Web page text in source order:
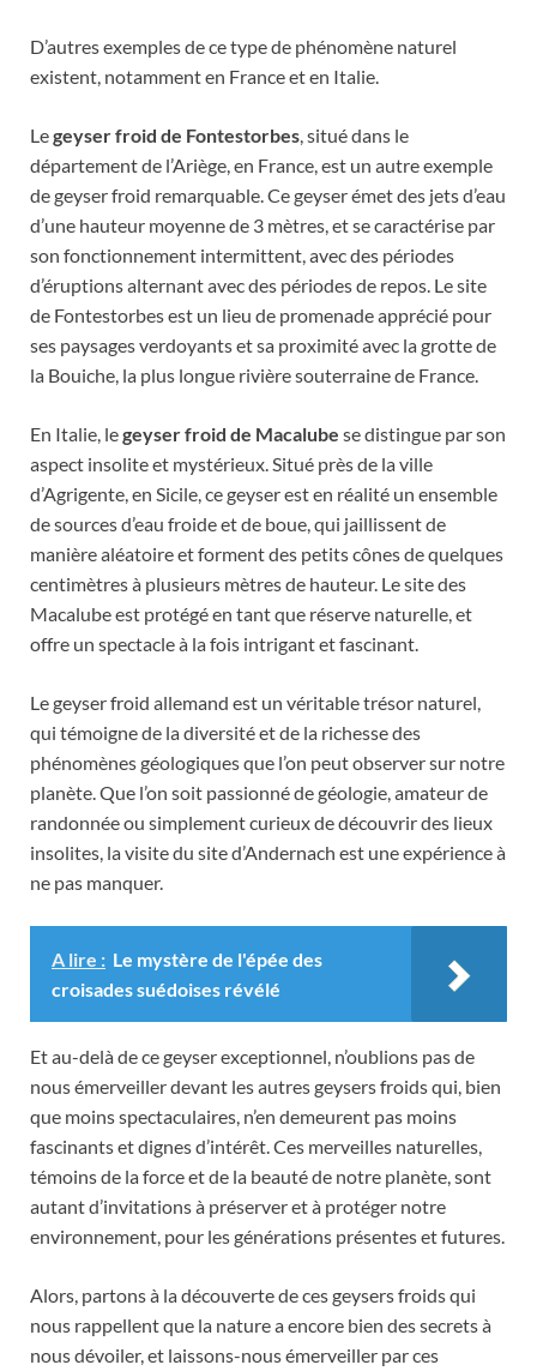
D’autres exemples de ce type de phénomène naturel
existent, notamment en France et en Italie.
Legeyser froid de Fontestorbes , situé dans le
département de l’Ariège, en France, est un autre exemple
de geyser froid remarquable. Ce geyser émet des jets d’eau
d’une hauteur moyenne de 3 mètres, et se caractérise par
son fonctionnement intermittent, avec des périodes
d’éruptions alternant avec des périodes de repos. Le site
de Fontestorbes est un lieu de promenade apprécié pour
ses paysages verdoyants et sa proximité avec la grotte de
la Bouiche, la plus longue rivière souterraine de France.
En Italie, legeyser froid de Macalube se distingue par son
aspect insolite et mystérieux. Situé près de la ville
d’Agrigente, en Sicile, ce geyser est en réalité un ensemble
de sources d’eau froide et de boue, qui jaillissent de
manière aléatoire et forment des petits cônes de quelques
centimètres à plusieurs mètres de hauteur. Le site des
Macalube est protégé en tant que réserve naturelle, et
offre un spectacle à la fois intrigant et fascinant.
Le geyser froid allemand est un véritable trésor naturel,
qui témoigne de la diversité et de la richesse des
phénomènes géologiques que l’on peut observer sur notre
planète. Que l’on soit passionné de géologie, amateur de
randonnée ou simplement curieux de découvrir des lieux
insolites, la visite du site d’Andernach est une expérience à
ne pas manquer.
A lire : Le mystère de l'épée des
croisades suédoises révélé
Et au-delà de ce geyser exceptionnel, n’oublions pas de
nous émerveiller devant les autres geysers froids qui, bien
que moins spectaculaires, n’en demeurent pas moins
fascinants et dignes d’intérêt. Ces merveilles naturelles,
témoins de la force et de la beauté de notre planète, sont
autant d’invitations à préserver et à protéger notre
environnement, pour les générations présentes et futures.
Alors, partons à la découverte de ces geysers froids qui
nous rappellent que la nature a encore bien des secrets à
nous dévoiler, et laissons-nous émerveiller par ces